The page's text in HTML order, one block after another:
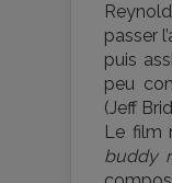
passer
puis
peu
(Jeff
Le film
buddy